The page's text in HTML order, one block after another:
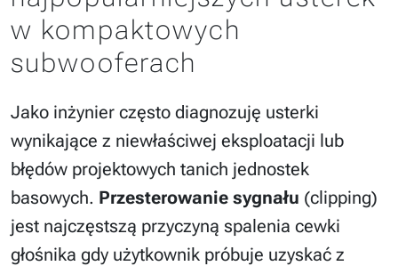
w kompaktowych
subwooferach
Jako inżynier często diagnozuję usterki
wynikające z niewłaściwej eksploatacji lub
błędów projektowych tanich jednostek
basowych. Przesterowanie sygnału (clipping)
jest najczęstszą przyczyną spalenia cewki
głośnika gdy użytkownik próbuje uzyskać z